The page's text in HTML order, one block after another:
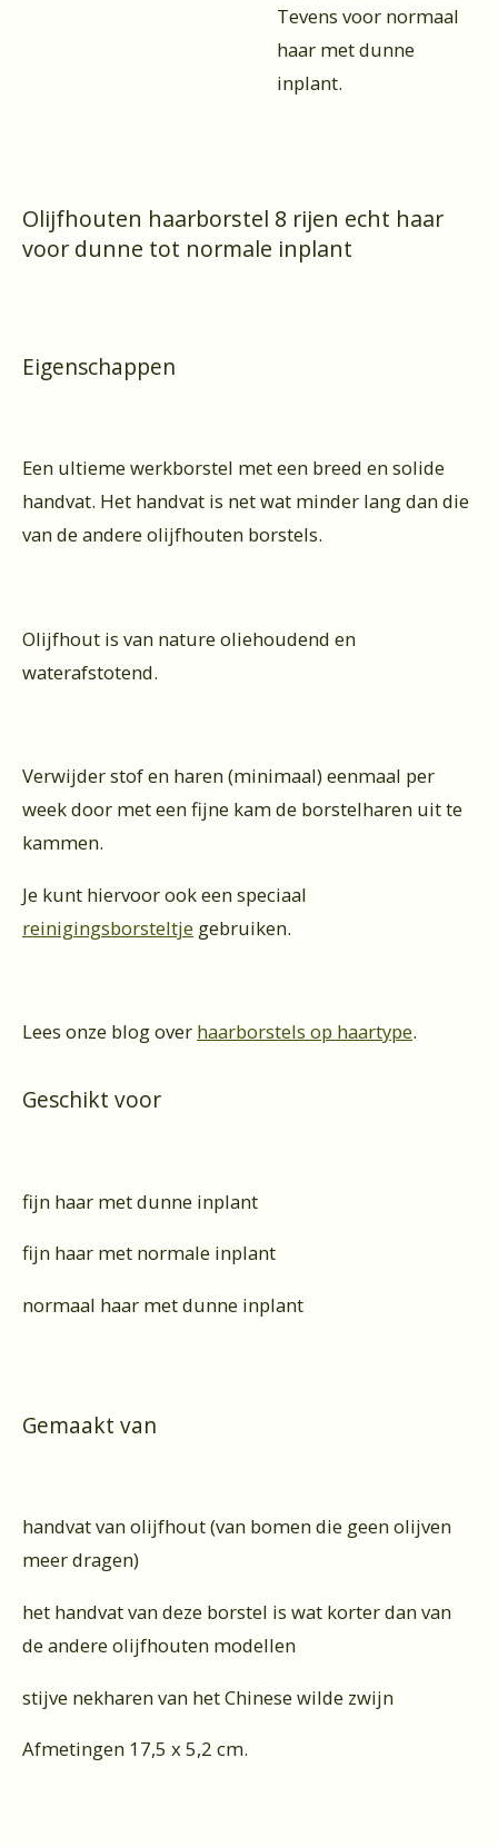
Tevens voor normaal
haar met dunne
inplant.
Olijfhouten haarborstel 8 rijen echt haar
voor dunne tot normale inplant
Eigenschappen
Een ultieme werkborstel met een breed en solide
handvat. Het handvat is net wat minder lang dan die
van de andere olijfhouten borstels.
Olijfhout is van nature oliehoudend en
waterafstotend.
Verwijder stof en haren (minimaal) eenmaal per
week door met een fijne kam de borstelharen uit te
kammen.
Je kunt hiervoor ook een speciaal
reinigingsborsteltje gebruiken.
Lees onze blog over haarborstels op haartype.
Geschikt voor
fijn haar met dunne inplant
fijn haar met normale inplant
normaal haar met dunne inplant
Gemaakt van
handvat van olijfhout (van bomen die geen olijven
meer dragen)
het handvat van deze borstel is wat korter dan van
de andere olijfhouten modellen
stijve nekharen van het Chinese wilde zwijn
Afmetingen 17,5 x 5,2 cm.